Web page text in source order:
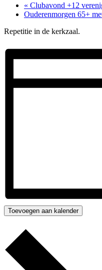
« Clubavond +12
Ouderenmorgen 65+
Repetitie in de kerkzaal.
Toevoegen aan kalender